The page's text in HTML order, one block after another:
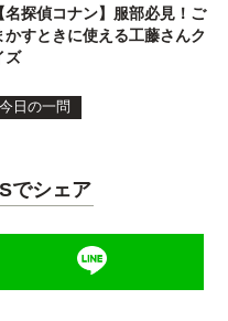
【名探偵コナン】服部必見！ご
かすときに使える工藤さんク
ズ
今日の一問
でシェア